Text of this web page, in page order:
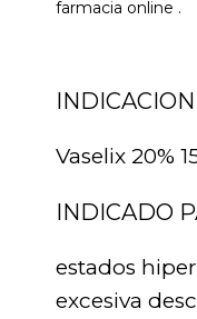
farmacia online .
Vaselix 20%
INDICADO
estados
excesiva